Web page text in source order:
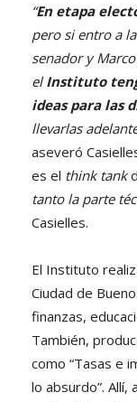
“En etapa
pero si entro a
senador y
elInstituto
ideas para las
llevarlas
aseveró
es el think tank
tanto la parte
Casielles.
El Instituto
Ciudad de
finanzas,
También,
como “Tasas e
lo absurdo”.